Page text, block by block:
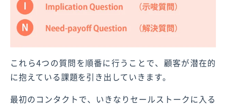
これら4つの質問を順番に行うことで、顧客が潜在的
に抱えている課題を引き出していきます。
最初のコンタクトで、いきなりセールストークに入る